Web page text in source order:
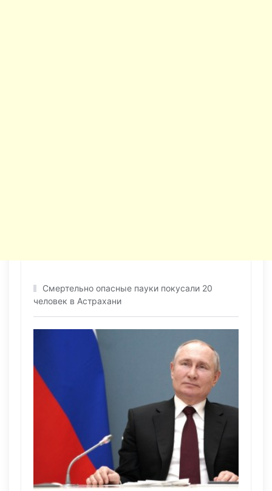
Смертельно опасные пауки покусали 20
человек в Астрахани